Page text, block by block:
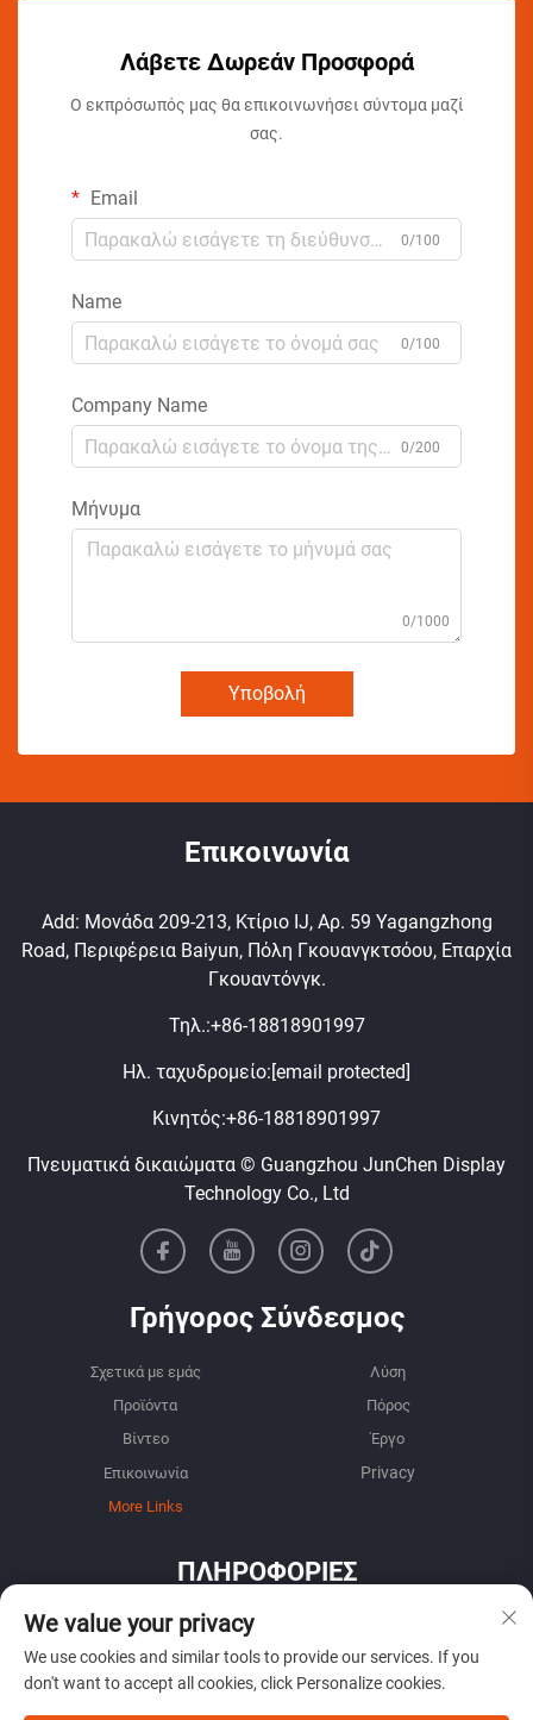
Λάβετε Δωρεάν Προσφορά
Ο εκπρόσωπός μας θα επικοινωνήσει σύντομα μαζί
σας.
Email
0/100
Name
0/100
Company Name
0/200
Μήνυμα
0/1000
Υποβολή
Επικοινωνία
Add: Μονάδα 209-213, Κτίριο IJ, Αρ. 59 Yagangzhong
Road, Περιφέρεια Baiyun, Πόλη Γκουανγκτσόου, Επαρχία
Γκουαντόνγκ.
Τηλ.:+86-18818901997
Ηλ. ταχυδρομείο: [email protected]
Κινητός:+86-18818901997
Πνευματικά δικαιώματα © Guangzhou JunChen Display
Technology Co., Ltd
Γρήγορος Σύνδεσμος
Σχετικά με εμάς
Λύση
Προϊόντα
Πόρος
Βίντεο
Έργο
Επικοινωνία
More Links
ΠΛΗΡΟΦΟΡΙΕΣ
Εγγραφείτε για να λαμβάνετε το εβδομαδιαίο
ενημερωτικό μας δελτίο
We value your privacy
We use cookies and similar tools to provide our services. If you
don't want to accept all cookies, click Personalize cookies.